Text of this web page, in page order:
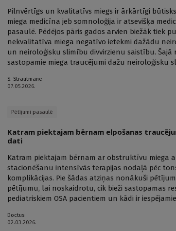
Pilnvērtīgs un kvalitatīvs miegs ir ārkārtīgi
miega medicīna jeb somnoloģija ir atsevišķa
pasaulē. Pēdējos pāris gados arvien biežāk tiek
nekvalitatīva miega negatīvo ietekmi dažādu
un neiroloģisku slimību divvirzienu saistību.
sastopamie miega traucējumi dažu neiroloģisku
S. Strautmane
07.05.2026.
Pētījumi pasaulē
Katram piektajam bērnam elpošanas
dati
Katram piektajam bērnam ar obstruktīvu miega
stacionēšanu intensīvās terapijas nodaļā pēc
komplikācijas. Pie šādas atziņas nonākuši
pētījumu, lai noskaidrotu, cik bieži sastopamas
pediatriskiem OSA pacientiem un kādi ir
Doctus
02.03.2026.